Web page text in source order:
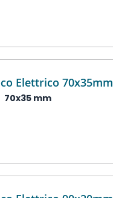
Elettrico 70x35mm
70x35 mm